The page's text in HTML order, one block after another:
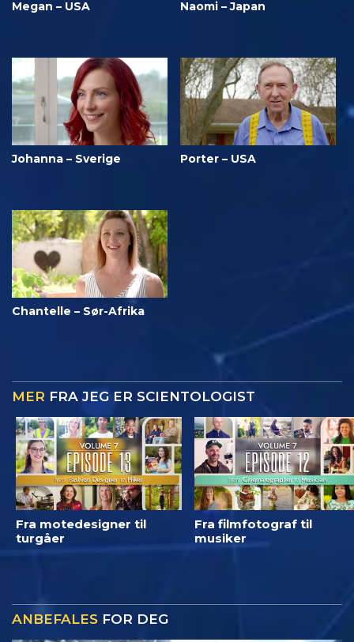
Megan – USA Naomi – Japan
Johanna – Sverige Porter – USA
Chantelle – Sør-Afrika
MER FRA JEG ER SCIENTOLOGIST
Fra motedesigner til
turgåer
Fra filmfotograf til
musiker
ANBEFALES FOR DEG